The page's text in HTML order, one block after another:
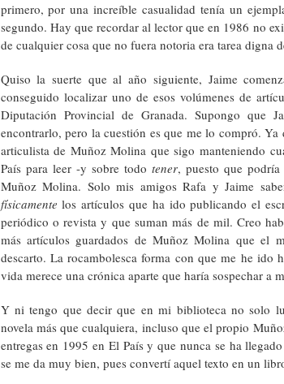
primero, por una increíble casualidad tenía un
segundo. Hay que recordar al lector que en 1986 no
de cualquier cosa que no fuera notoria era tarea digna
Quiso la suerte que al año siguiente, Jaime
conseguido localizar uno de esos volúmenes de
Diputación Provincial de Granada. Supongo que
encontrarlo, pero la cuestión es que me lo compró.
articulista de Muñoz Molina que sigo manteniendo
País para leer -y sobre todo tener, puesto que
Muñoz Molina. Solo mis amigos Rafa y Jaime
físicamentelos artículos que ha ido publicando el
periódico o revista y que suman más de mil. Creo
más artículos guardados de Muñoz Molina que el
descarto. La rocambolesca forma con que me he ido
vida merece una crónica aparte que haría sospechar a
Y ni tengo que decir que en mi biblioteca no solo
novela más que cualquiera, incluso que el propio
entregas en 1995 en El País y que nunca se ha
se me da muy bien, pues convertí aquel texto en un